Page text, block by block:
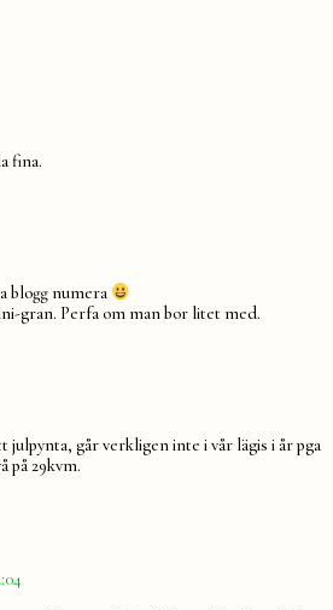
fina.
blogg numera
gran. Perfa om man bor litet med.
julpynta, går verkligen inte i vår lägis i år pga
på 29kvm.